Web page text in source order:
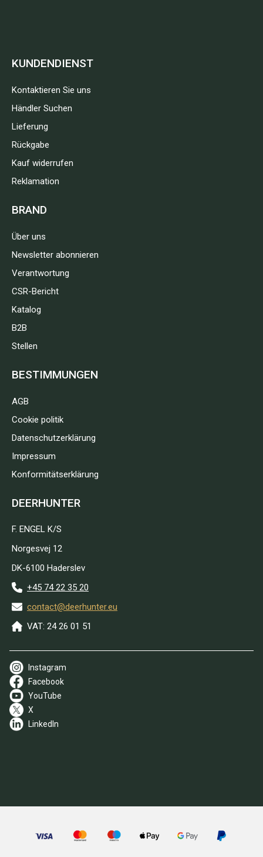
KUNDENDIENST
Kontaktieren Sie uns
Händler Suchen
Lieferung
Rückgabe
Kauf widerrufen
Reklamation
BRAND
Über uns
Newsletter abonnieren
Verantwortung
CSR-Bericht
Katalog
B2B
Stellen
BESTIMMUNGEN
AGB
Cookie politik
Datenschutzerklärung
Impressum
Konformitätserklärung
DEERHUNTER
F. ENGEL K/S
Norgesvej 12
DK-6100 Haderslev
+45 74 22 35 20
contact@deerhunter.eu
VAT: 24 26 01 51
Instagram
Facebook
YouTube
X
LinkedIn